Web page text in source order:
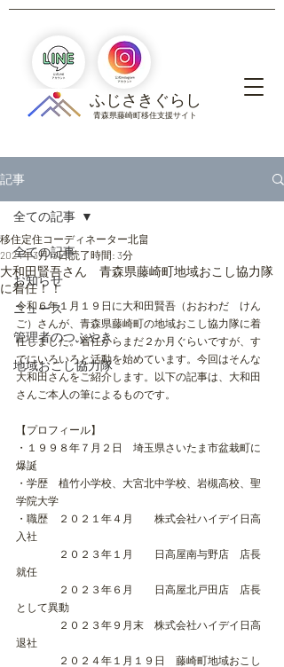
青森県藤崎町移住支援サイト
​ふじさきぐらし
記事
全ての記事
お知らせ
ニュース
管理者のつぶやき
地域おこし協力隊
全ての記事
大和田賢吾さん 青森県藤崎町地域おこし協力隊
に着任！！
移住定住コーディネーター北畠
2024年3月13日読了時間: 3分
令和６年１月１９日に大和田賢吾（おおわだ　けん
ご）さんが、青森県藤崎町の地域おこし協力隊に着
任しました。着任からまだ２か月ぐらいですが、す
でにいろいろと活動を始めています。今回はそんな
大和田さんをご紹介します。以下の記事は、大和田
さんご本人の筆によるものです。
【プロフィール】
・１９９８年７月２日　埼玉県さいたま市盆栽町に
爆誕
・学歴　植竹小学校、大宮北中学校、岩槻高校、聖
学院大学
・職歴　２０２１年４月　　株式会社ハイデイ日高
入社
２０２３年１月　　日高屋南与野店　店長
就任
２０２３年６月　　日高屋北戸田店　店長
として異動
２０２３年９月末　株式会社ハイデイ日高
退社
２０２４年１月１９日　藤崎町地域おこし